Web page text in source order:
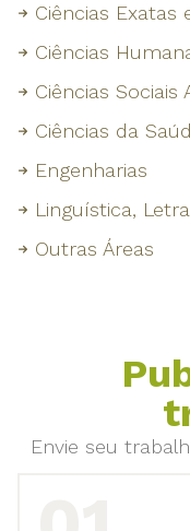
Ciências Exatas
Ciências
Ciências Sociais
Ciências da
Engenharias
Linguística,
Outras Áreas
Envie seu